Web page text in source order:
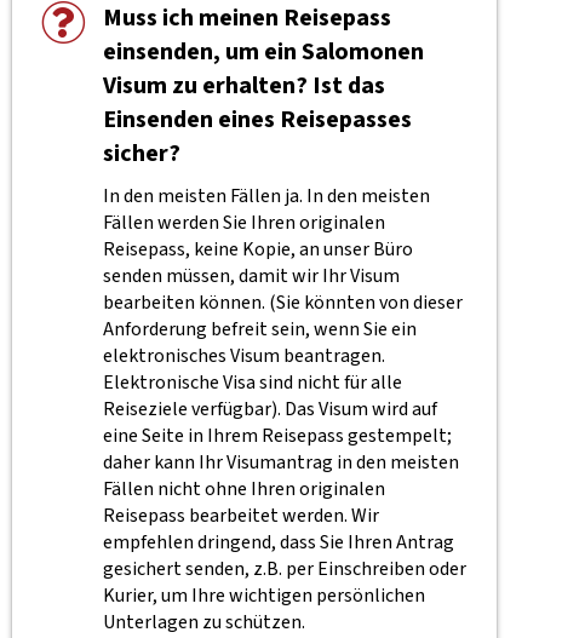
Muss ich meinen Reisepass
einsenden, um ein Salomonen
Visum zu erhalten? Ist das
Einsenden eines Reisepasses
sicher?
In den meisten Fällen ja. In den meisten
Fällen werden Sie Ihren originalen
Reisepass, keine Kopie, an unser Büro
senden müssen, damit wir Ihr Visum
bearbeiten können. (Sie könnten von dieser
Anforderung befreit sein, wenn Sie ein
elektronisches Visum beantragen.
Elektronische Visa sind nicht für alle
Reiseziele verfügbar). Das Visum wird auf
eine Seite in Ihrem Reisepass gestempelt;
daher kann Ihr Visumantrag in den meisten
Fällen nicht ohne Ihren originalen
Reisepass bearbeitet werden. Wir
empfehlen dringend, dass Sie Ihren Antrag
gesichert senden, z.B. per Einschreiben oder
Kurier, um Ihre wichtigen persönlichen
Unterlagen zu schützen.